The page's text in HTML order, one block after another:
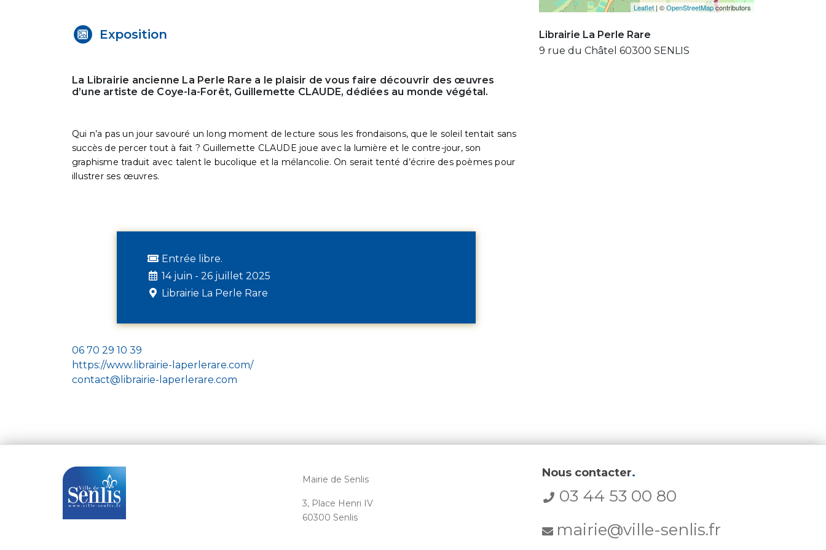
Leaflet| ©OpenStreetMapcontributors
Librairie La Perle Rare
9 rue du Châtel 60300 SENLIS
Exposition
La Librairie ancienne La Perle Rare a le plaisir de vous faire découvrir des œuvres
d’une artiste de Coye-la-Forêt, Guillemette CLAUDE, dédiées au monde végétal.
Qui n’a pas un jour savouré un long moment de lecture sous les frondaisons, que le soleil tentait sans
succès de percer tout à fait ? Guillemette CLAUDE joue avec la lumière et le contre-jour, son
graphisme traduit avec talent le bucolique et la mélancolie. On serait tenté d’écrire des poèmes pour
illustrer ses œuvres.
Entrée libre.
14 juin - 26 juillet 2025
Librairie La Perle Rare
06 70 29 10 39
https://www.librairie-laperlerare.com/
contact@librairie-laperlerare.com
Mairie de Senlis
3, Place Henri IV
60300 Senlis
Nous contacter.
03 44 53 00 80
mairie@ville-senlis.fr